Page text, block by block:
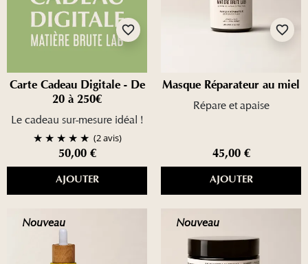
favorite_border
Carte Cadeau Digitale - De
20 à 250€
Le cadeau sur-mesure idéal !
(2 avis)
50,00 €
AJOUTER
favorite_border
Masque Réparateur au miel
Répare et apaise
45,00 €
AJOUTER
Nouveau Nouveau